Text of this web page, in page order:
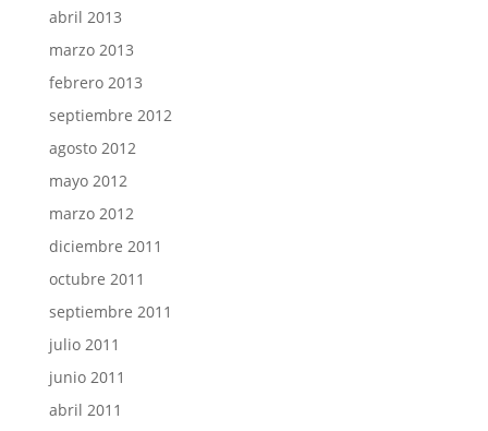
abril 2013
marzo 2013
febrero 2013
septiembre 2012
agosto 2012
mayo 2012
marzo 2012
diciembre 2011
octubre 2011
septiembre 2011
julio 2011
junio 2011
abril 2011